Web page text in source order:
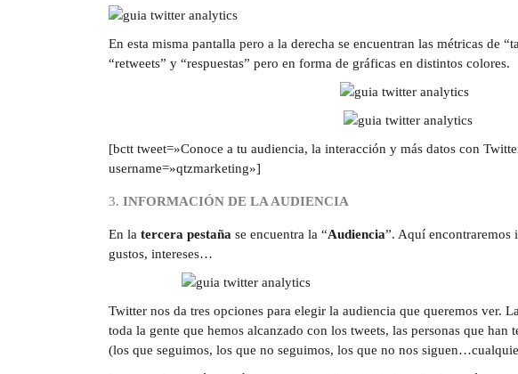
En esta misma pantalla pero a la derecha se encuentran las métricas de
“retweets” y “respuestas” pero en forma de gráficas en distintos colores.
[bctt tweet=»Conoce a tu audiencia, la interacción y más datos con
username=»qtzmarketing»]
INFORMACIÓN DE LA AUDIENCIA
En la tercera pestaña se encuentra la “Audiencia”. Aquí encontraremos
gustos, intereses…
Twitter nos da tres opciones para elegir la audiencia que queremos ver.
toda la gente que hemos alcanzado con los tweets, las personas que
(los que seguimos, los que no seguimos, los que no nos